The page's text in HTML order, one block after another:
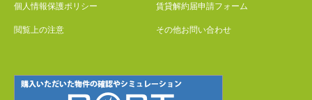
個人情報保護ポリシー
閲覧上の注意
賃貸解約届申請フォーム
その他お問い合わせ